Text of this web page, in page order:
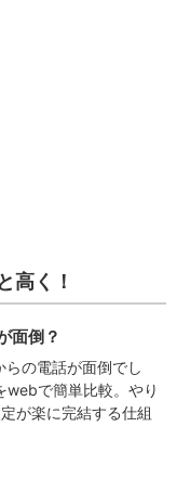
高く！
面倒？
の電話が面倒でし
webで簡単比較。やり
が楽に完結する仕組